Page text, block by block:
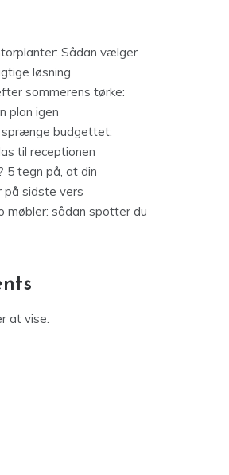
Sådan vælger
løsning
sommerens tørke:
plan igen
sprænge budgettet:
til receptionen
5 tegn på, at din
på sidste vers
møbler: sådan spotter du
at vise.